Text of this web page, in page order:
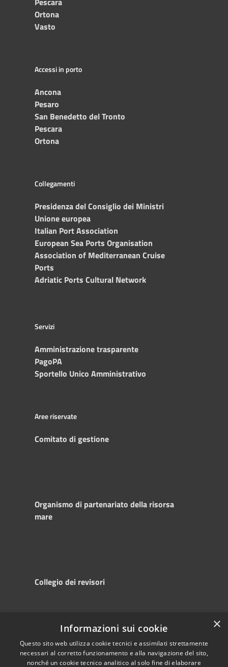
Ortona
Vasto
Accessi in porto
Ancona
Pesaro
San Benedetto del Tronto
Pescara
Ortona
Collegamenti
Presidenza del Consiglio dei Ministri
Unione europea
Italian Port Association
European Sea Ports Organisation
Association of Mediterranean Cruise
Ports
Adriatic Ports Cultural Network
Servizi
Amministrazione trasparente
PagoPA
Sportello Unico Amministrativo
Aree riservate
Comitato di gestione
Organismo di partenariato della risorsa
mare
Collegio dei revisori
Accessibility
Privacy
Copyright © 2025
Autorità di
Sistema Portuale
×
Informazioni sui cookie
Questo sito web utilizza cookie tecnici e assimilati strettamente
necessari al corretto funzionamento e alla navigazione del sito,
nonché un cookie tecnico analitico al solo fine di elaborare